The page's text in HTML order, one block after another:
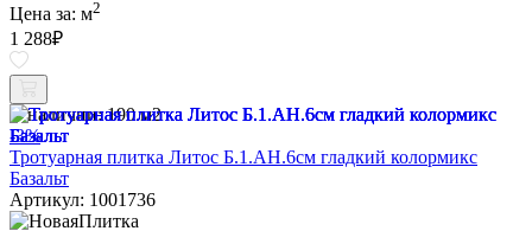
Цена за: м2
1 288₽
В наличии: 190 м2
-3%
Тротуарная плитка Литос Б.1.АН.6см гладкий колормикс
Базальт
Артикул: 1001736